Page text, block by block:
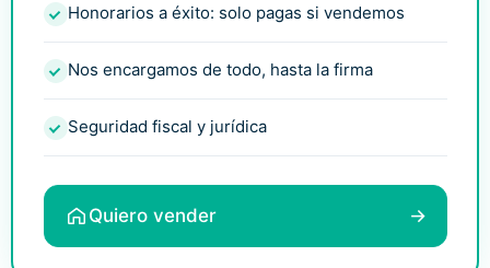
Honorarios a éxito: solo pagas si vendemos
Nos encargamos de todo, hasta la firma
Seguridad fiscal y jurídica
Quiero vender →